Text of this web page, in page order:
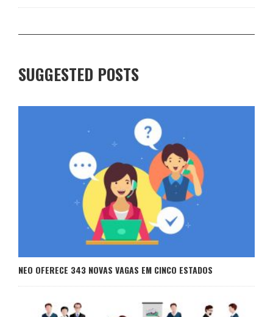
SUGGESTED POSTS
NEO OFERECE 343 NOVAS VAGAS EM CINCO ESTADOS